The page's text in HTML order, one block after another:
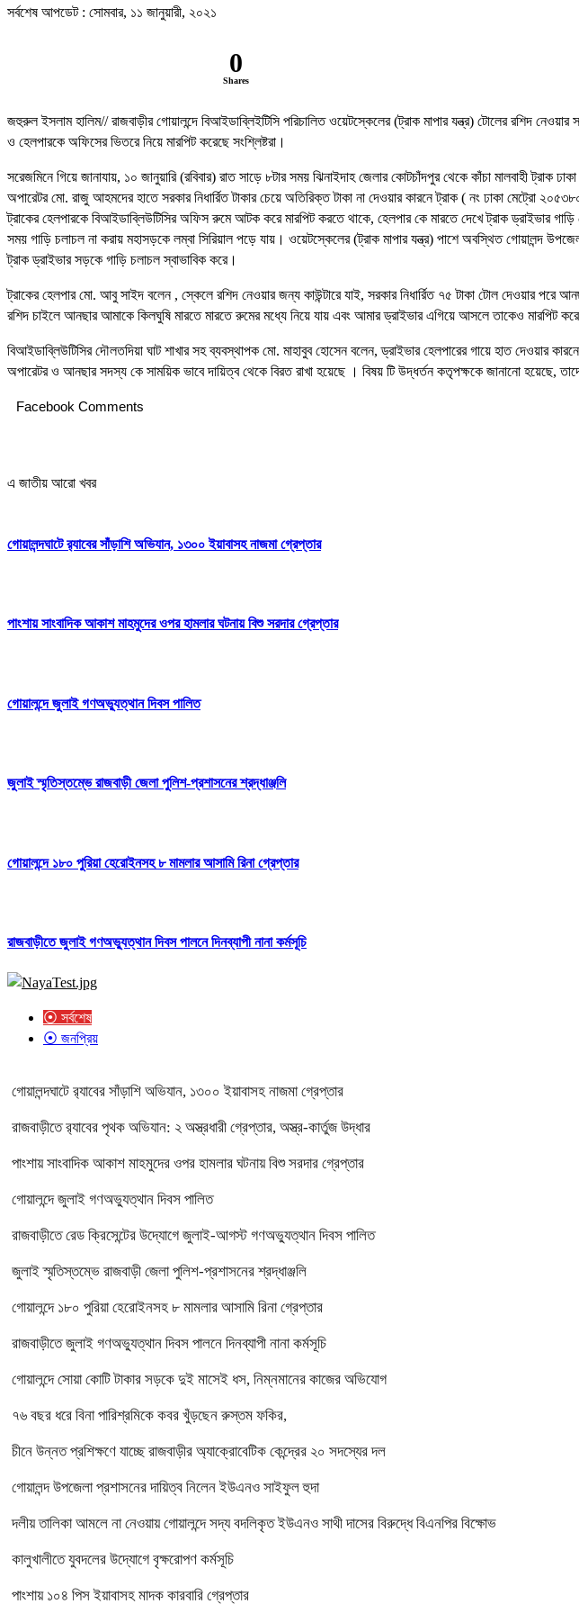
সর্বশেষ আপডেট : সোমবার, ১১ জানুয়ারী, ২০২১
0
Shares
জহুরুল ইসলাম হালিম// রাজবাড়ীর গোয়ালন্দে বিআইডাব্লিইটিসি পরিচালিত ওয়েটস্কেলের (ট্রাক মাপার যন্ত্র) টোলের রশিদ
ও হেলপারকে অফিসের ভিতরে নিয়ে মারপিট করেছে সংশ্লিষ্টরা।
সরেজমিনে গিয়ে জানাযায়, ১০ জানুয়ারি (রবিবার) রাত সাড়ে ৮টার সময় ঝিনাইদাহ জেলার কোটচাঁদপুর থেকে কাঁচা মালবাহী
অপারেটর মো. রাজু আহমদের হাতে সরকার নিধার্রিত টাকার চেয়ে অতিরিক্ত টাকা না দেওয়ার কারনে ট্রাক ( নং ঢাকা মেট্রো
ট্রাকের হেলপারকে বিআইডাব্লিউটিসির অফিস রুমে আটক করে মারপিট করতে থাকে, হেলপার কে মারতে দেখে ট্রাক ড্রাইভার
সময় গাড়ি চলাচল না করায় মহাসড়কে লম্বা সিরিয়াল পড়ে যায়। ওয়েটস্কেলের (ট্রাক মাপার যন্ত্র) পাশে অবস্থিত গোয়ালন্দ
ট্রাক ড্রাইভার সড়কে গাড়ি চলাচল স্বাভাবিক করে।
ট্রাকের হেলপার মো. আবু সাইদ বলেন , স্কেলে রশিদ নেওয়ার জন্য কাউন্টারে যাই, সরকার নিধার্রিত ৭৫ টাকা টোল দেওয়ার
রশিদ চাইলে আনছার আমাকে কিলঘুষি মারতে মারতে রুমের মধ্যে নিয়ে যায় এবং আমার ড্রাইভার এগিয়ে আসলে তাকেও মারপিট
বিআইডাব্লিউটিসির দৌলতদিয়া ঘাট শাখার সহ ব্যবস্থাপক মো. মাহাবুব হোসেন বলেন, ড্রাইভার হেলপারের গায়ে হাত দেওয়ার
অপারেটর ও আনছার সদস্য কে সাময়িক ভাবে দায়িত্ব থেকে বিরত রাখা হয়েছে । বিষয় টি উদ্ধর্তন কতৃপক্ষকে জানানো হয়েছে,
Facebook Comments
এ জাতীয় আরো খবর
গোয়ালন্দঘাটে র‌্যাবের সাঁড়াশি অভিযান, ১৩০০ ইয়াবাসহ নাজমা গ্রেপ্তার
পাংশায় সাংবাদিক আকাশ মাহমুদের ওপর হামলার ঘটনায় বিশু সরদার গ্রেপ্তার
গোয়ালন্দে জুলাই গণঅভ্যুত্থান দিবস পালিত
জুলাই স্মৃতিস্তম্ভে রাজবাড়ী জেলা পুলিশ-প্রশাসনের শ্রদ্ধাঞ্জলি
গোয়ালন্দে ১৮০ পুরিয়া হেরোইনসহ ৮ মামলার আসামি রিনা গ্রেপ্তার
রাজবাড়ীতে জুলাই গণঅভ্যুত্থান দিবস পালনে দিনব্যাপী নানা কর্মসূচি
⦿ সর্বশেষ
⦿ জনপ্রিয়
গোয়ালন্দঘাটে র‌্যাবের সাঁড়াশি অভিযান, ১৩০০ ইয়াবাসহ নাজমা গ্রেপ্তার
রাজবাড়ীতে র‌্যাবের পৃথক অভিযান: ২ অস্ত্রধারী গ্রেপ্তার, অস্ত্র-কার্তুজ উদ্ধার
পাংশায় সাংবাদিক আকাশ মাহমুদের ওপর হামলার ঘটনায় বিশু সরদার গ্রেপ্তার
গোয়ালন্দে জুলাই গণঅভ্যুত্থান দিবস পালিত
রাজবাড়ীতে রেড ক্রিসেন্টের উদ্যোগে জুলাই-আগস্ট গণঅভ্যুত্থান দিবস পালিত
জুলাই স্মৃতিস্তম্ভে রাজবাড়ী জেলা পুলিশ-প্রশাসনের শ্রদ্ধাঞ্জলি
গোয়ালন্দে ১৮০ পুরিয়া হেরোইনসহ ৮ মামলার আসামি রিনা গ্রেপ্তার
রাজবাড়ীতে জুলাই গণঅভ্যুত্থান দিবস পালনে দিনব্যাপী নানা কর্মসূচি
গোয়ালন্দে সোয়া কোটি টাকার সড়কে দুই মাসেই ধস, নিম্নমানের কাজের অভিযোগ
৭৬ বছর ধরে বিনা পারিশ্রমিকে কবর খুঁড়ছেন রুস্তম ফকির,
চীনে উন্নত প্রশিক্ষণে যাচ্ছে রাজবাড়ীর অ্যাক্রোবেটিক কেন্দ্রের ২০ সদস্যের দল
গোয়ালন্দ উপজেলা প্রশাসনের দায়িত্ব নিলেন ইউএনও সাইফুল হুদা
দলীয় তালিকা আমলে না নেওয়ায় গোয়ালন্দে সদ্য বদলিকৃত ইউএনও সাথী দাসের বিরুদ্ধে বিএনপির বিক্ষোভ
কালুখালীতে যুবদলের উদ্যোগে বৃক্ষরোপণ কর্মসূচি
পাংশায় ১০৪ পিস ইয়াবাসহ মাদক কারবারি গ্রেপ্তার